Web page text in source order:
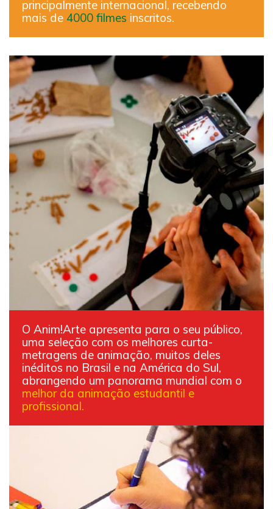
principalmente internacional, recebendo
mais de 4000 filmes inscritos.
O Anim!Arte apresenta para o seu público,
uma seleção com os melhores curta-
metragens de animação, muitos deles
inéditos no Brasil e na América do Sul,
abrangendo um panorama mundial com o
melhor da animação estudantil e
profissional.